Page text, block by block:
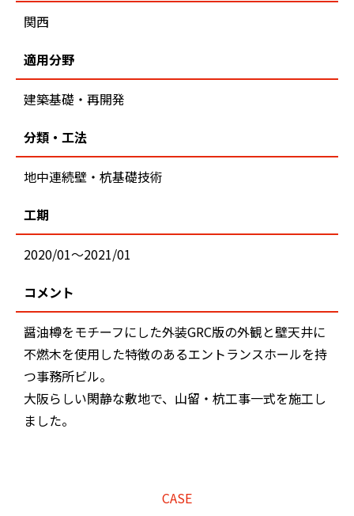
関西
適用分野
建築基礎・再開発
分類・工法
地中連続壁・杭基礎技術
工期
2020/01～2021/01
コメント
醤油樽をモチーフにした外装GRC版の外観と壁天井に
不燃木を使用した特徴のあるエントランスホールを持
つ事務所ビル。
大阪らしい閑静な敷地で、山留・杭工事一式を施工し
ました。
CASE